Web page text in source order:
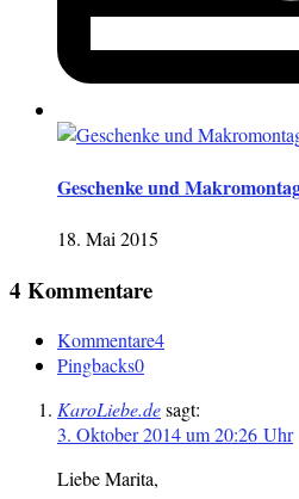
Geschenke und
18. Mai 2015
4 Kommentare
Kommentare4
Pingbacks0
KaroLiebe.desagt:
3. Oktober 2014 um 20:26 Uhr
Liebe Marita,